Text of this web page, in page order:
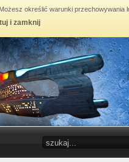
Możesz określić warunki przechowywania
i zamknij